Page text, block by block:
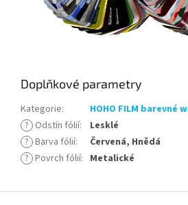
Doplňkové parametry
Kategorie:
HOHO FILM barevné
? Odstín fólií:
Lesklé
? Barva fólií:
Červená, Hnědá
? Povrch fólií: Metalické